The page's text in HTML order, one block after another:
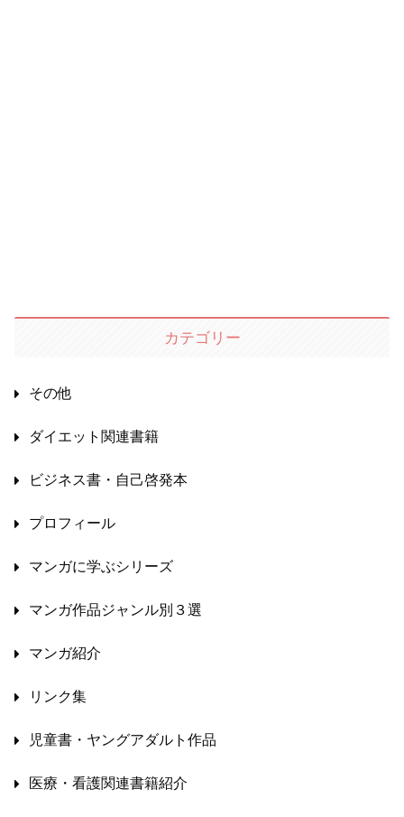
カテゴリー
その他
ダイエット関連書籍
ビジネス書・自己啓発本
プロフィール
マンガに学ぶシリーズ
マンガ作品ジャンル別３選
マンガ紹介
リンク集
児童書・ヤングアダルト作品
医療・看護関連書籍紹介